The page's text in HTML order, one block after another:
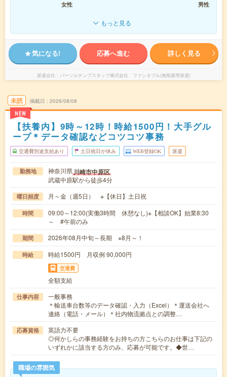
女性
男性
もっと見る
気になる! 応募へ進む 詳しく見る
派遣会社 パーソルテンプスタッフ株式会社 ファンタブル(無期雇用派遣)
未読
NEW
掲載日 2026/08/08
【扶養内】9時～12時！時給1500円！大手グル
ープ＊データ確認などコツコツ事務
交通費別途支給あり 土日祝日が休み WEB登録OK 派遣
勤務地 神奈川県川崎市中原区
武蔵中原駅から徒歩4分
曜日頻度 月～金（週5日） ※【休日】土日祝
時間
09:00～12:00(実働3時間 休憩なし)※【相談OK】始業8:30
～ #午前のみ
期間 2026年08月中旬～長期 ※8月～！
時給 時給1500円 月収例 90,000円
交通費
全額支給
仕事内容
一般事務
＊輸送車台数等のデータ確認・入力（Excel）＊運送会社へ
連絡（電話・メール）＊社内物流拠点との調整…
応募資格
英語力不要
◎何かしらの事務経験をお持ちの方こちらのお仕事は下記の
いずれかに該当する方のみ、応募が可能です。◆世…
職場の雰囲気